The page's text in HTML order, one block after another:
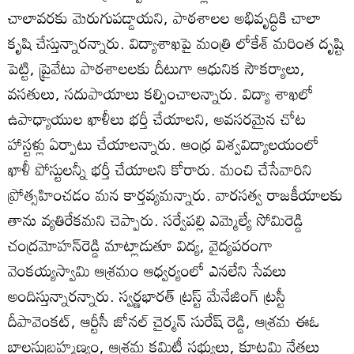
చాలావరకు మెరుగుపడ్డాయని, పాఠశాలల అభివృద్ధికి చాలా
కృషి చేస్తున్నారన్నారు. విద్యాశాఖపై మంత్రి లోకేశ్‌ మరింత దృష్టి
పెట్టి, ప్రైవేటు పాఠశాలలకు దీటుగా ఆధునిక సౌకర్యాలు,
వసతులు, సదుపాయాలు కల్పించాలన్నారు. విద్యా శాఖలో
ఉపాధ్యాయుల ఖాళీలు భర్తీ చేయాలని, అవసరమైన చోట
హాస్టళ్లు ఏర్పాటు చేయాలన్నారు. ఆంధ్ర విశ్వవిద్యాలయంలో
ఖాళీ పోస్టులన్నీ భర్తీ చేయాలని కోరారు. మంచి చేసేవారిని
ప్రోత్సహించడం మన కార్తవ్యమన్నారు. వారసత్వ రాజకీయాలకు
తాను వ్యతిరేకమని చెప్పారు. సర్వేపల్లి ఎమ్మెల్యే సోమిరెడ్డి
చంద్రమోహన్‌రెడ్డి మాట్లాడుతూ విద్య, వైద్యపరంగా
వెంకయ్యస్వామి ఆశ్రమం ఆధ్వర్యంలో ఎనలేని సేవలు
అందిస్తున్నారన్నారు. స్వర్ణభారత్‌ ట్రస్ట్‌ మేనేజింగ్‌ ట్రస్టీ
దీపావెంకట్‌, ఆర్టీసీ జోనల్‌ చైర్మన్‌ సురేష్ రెడ్డి, ఆశ్రమ ఈఓ
బాలసుబ్రహ్మణ్యం, ఆశ్రమ కమిటీ సభ్యులు, కూటమి నేతలు